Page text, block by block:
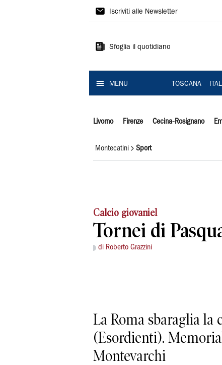
Il
Iscriviti alle Newsletter
Sfoglia il quotidiano
MENU TOSCANA
Livorno Firenze Cecina-Rosignano
Montecatini Sport
Calcio giovaniel
Tornei di
di Roberto Grazzini
La Roma sbaraglia
(Esordienti).
Montevarchi